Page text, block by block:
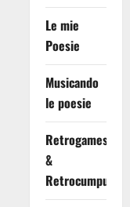
Le mie
Poesie
Musicando
le poesie
Retrogames
&
Retrocumputing